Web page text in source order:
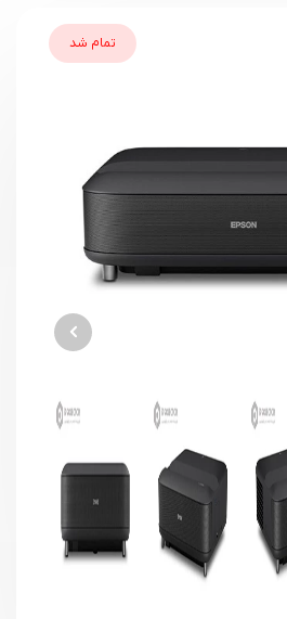
تمام شد